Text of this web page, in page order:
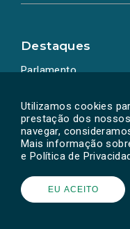
Utilizamos cookies
prestação dos
navegar,
Mais informação
e Política de
EU ACEITO
Destaques
Parlamento
Powered by ©